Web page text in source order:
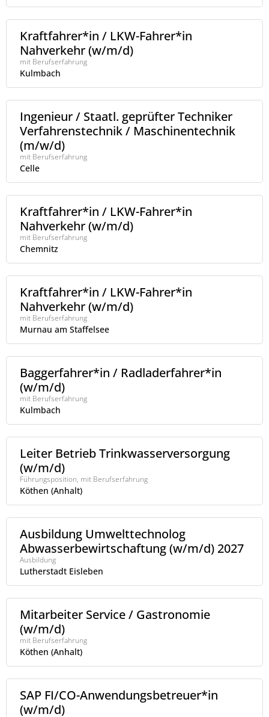
Kraftfahrer*in / LKW-Fahrer*in
Nahverkehr (w/m/d)
mit Berufserfahrung
Kulmbach
Ingenieur / Staatl. geprüfter Techniker
Verfahrenstechnik / Maschinentechnik
(m/w/d)
mit Berufserfahrung
Celle
Kraftfahrer*in / LKW-Fahrer*in
Nahverkehr (w/m/d)
mit Berufserfahrung
Chemnitz
Kraftfahrer*in / LKW-Fahrer*in
Nahverkehr (w/m/d)
mit Berufserfahrung
Murnau am Staffelsee
Baggerfahrer*in / Radladerfahrer*in
(w/m/d)
mit Berufserfahrung
Kulmbach
Leiter Betrieb Trinkwasserversorgung
(w/m/d)
Führungsposition, mit Berufserfahrung
Köthen (Anhalt)
Ausbildung Umwelttechnolog
Abwasserbewirtschaftung (w/m/d) 2027
Ausbildung
Lutherstadt Eisleben
Mitarbeiter Service / Gastronomie
(w/m/d)
mit Berufserfahrung
Köthen (Anhalt)
SAP FI/CO-Anwendungsbetreuer*in
(w/m/d)